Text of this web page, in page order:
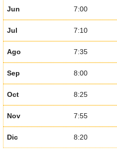
Jun 7:00
Jul 7:10
Ago 7:35
Sep 8:00
Oct 8:25
Nov 7:55
Dic 8:20